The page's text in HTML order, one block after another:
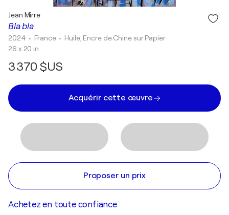
Bla bla
Jean Mirre
2024 • France • Huile, Encre de Chine sur Papier
26 x 20 in
3 370 $US
Acquérir cette œuvre
Proposer un prix
Achetez en toute confiance